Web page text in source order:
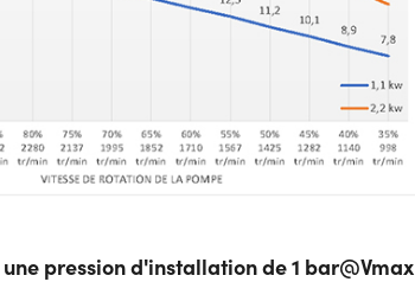
pression d'installation de 1 bar@Vmax